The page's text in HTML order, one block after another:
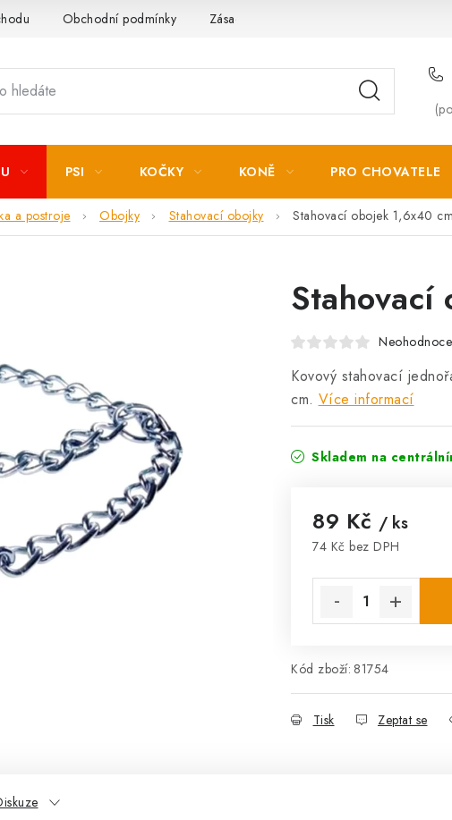
Obchodní podmínky Zásady zpracování osobních údajů
PSI KOČKY KONĚ PRO CHOVATELE
a postroje Obojky Stahovací obojky Stahovací obojek 1,6x40 cm
Stahovací
Kovový stahovací
cm. Více informací
Skladem na
89 Kč / ks
74 Kč bez DPH
Kód zboží: 81754
Tisk Zeptat se